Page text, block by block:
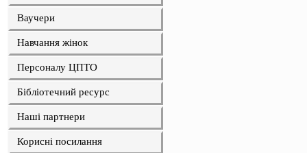
Ваучери
Навчання жінок
Персоналу ЦПТО
Бібліотечний ресурс
Наші партнери
Корисні посилання